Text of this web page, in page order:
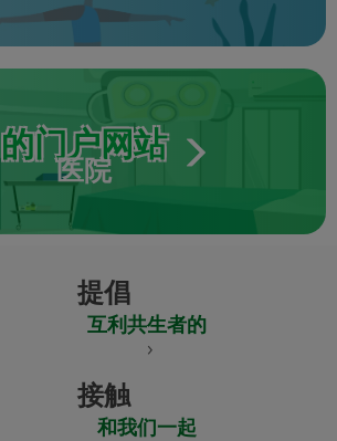
的门户网站
医院
提倡
互利共生者的
接触
和我们一起